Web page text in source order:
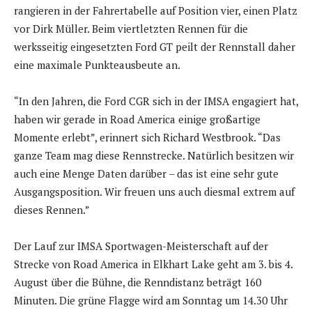
rangieren in der Fahrertabelle auf Position vier, einen Platz
vor Dirk Müller. Beim viertletzten Rennen für die
werksseitig eingesetzten Ford GT peilt der Rennstall daher
eine maximale Punkteausbeute an.
“In den Jahren, die Ford CGR sich in der IMSA engagiert hat,
haben wir gerade in Road America einige großartige
Momente erlebt”, erinnert sich Richard Westbrook. “Das
ganze Team mag diese Rennstrecke. Natürlich besitzen wir
auch eine Menge Daten darüber – das ist eine sehr gute
Ausgangsposition. Wir freuen uns auch diesmal extrem auf
dieses Rennen.”
Der Lauf zur IMSA Sportwagen-Meisterschaft auf der
Strecke von Road America in Elkhart Lake geht am 3. bis 4.
August über die Bühne, die Renndistanz beträgt 160
Minuten. Die grüne Flagge wird am Sonntag um 14.30 Uhr